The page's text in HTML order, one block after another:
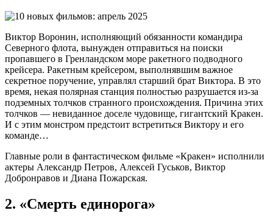
Виктор Воронин, исполняющий обязанности командира
Северного флота, вынужден отправиться на поиски
пропавшего в Гренландском море ракетного подводного
крейсера. Ракетным крейсером, выполнявшим важное
секретное поручение, управлял старший брат Виктора. В это
время, некая полярная станция полностью разрушается из-за
подземных толчков странного происхождения. Причина этих
толчков — невиданное доселе чудовище, гигантский Кракен.
И с этим монстром предстоит встретиться Виктору и его
команде…
Главные роли в фантастическом фильме «Кракен» исполнили
актеры Александр Петров, Алексей Гуськов, Виктор
Добронравов и Диана Пожарская.
2. «Смерть единорога»